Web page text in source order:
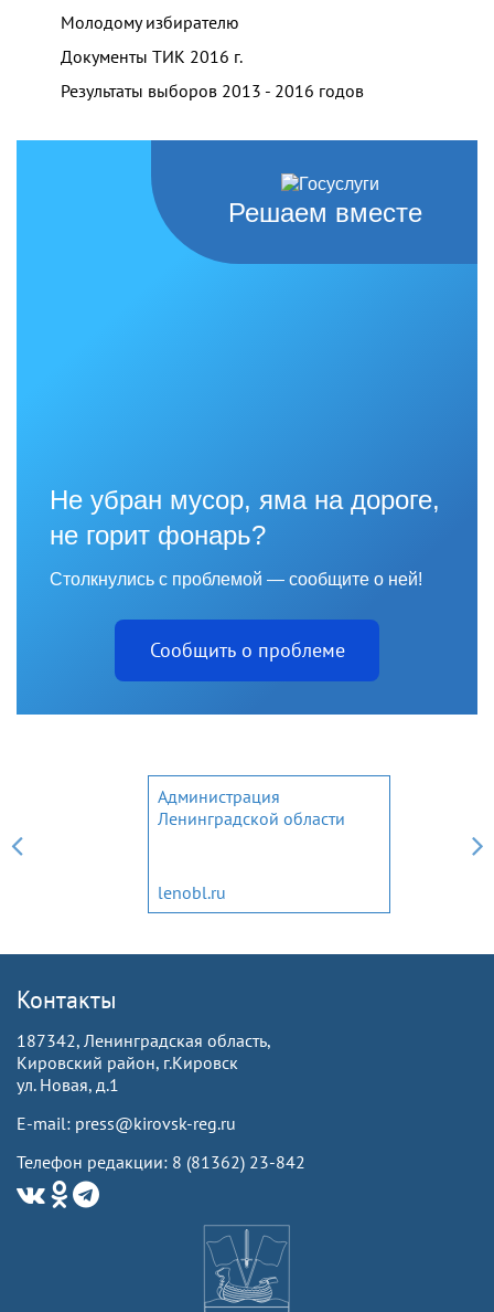
Молодому избирателю
Документы ТИК 2016 г.
Результаты выборов 2013 - 2016 годов
Решаем вместе
Не убран мусор, яма на дороге,
не горит фонарь?
Столкнулись с проблемой — сообщите о ней!
Сообщить о проблеме
Администрация
Ленинградской области
lenobl.ru
Контакты
187342, Ленинградская область,
Кировский район, г.Кировск
ул. Новая, д.1
E-mail: press@kirovsk-reg.ru
Телефон редакции: 8 (81362) 23-842